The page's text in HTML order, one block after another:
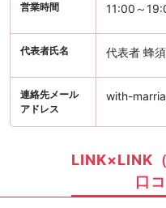
営業時間 11:00～
代表者氏名 代表者 蜂
連絡先メール
アドレス
with-
LINK×LINK
口